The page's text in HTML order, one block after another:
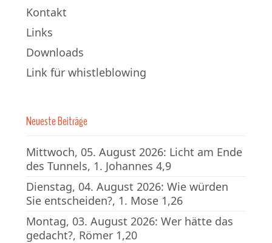
Kontakt
Links
Downloads
Link für whistleblowing
Neueste Beiträge
Mittwoch, 05. August 2026: Licht am Ende
des Tunnels, 1. Johannes 4,9
Dienstag, 04. August 2026: Wie würden
Sie entscheiden?, 1. Mose 1,26
Montag, 03. August 2026: Wer hätte das
gedacht?, Römer 1,20